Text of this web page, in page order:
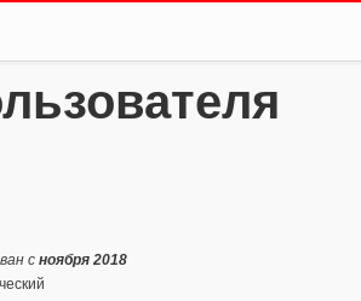
с ноября 2018